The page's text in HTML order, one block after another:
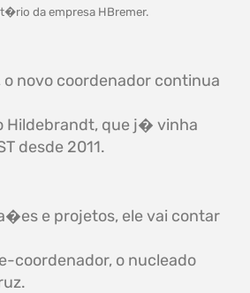
da empresa HBremer.
novo coordenador continua
Hildebrandt, que j� vinha
desde 2011.
e projetos, ele vai contar
coordenador, o nucleado